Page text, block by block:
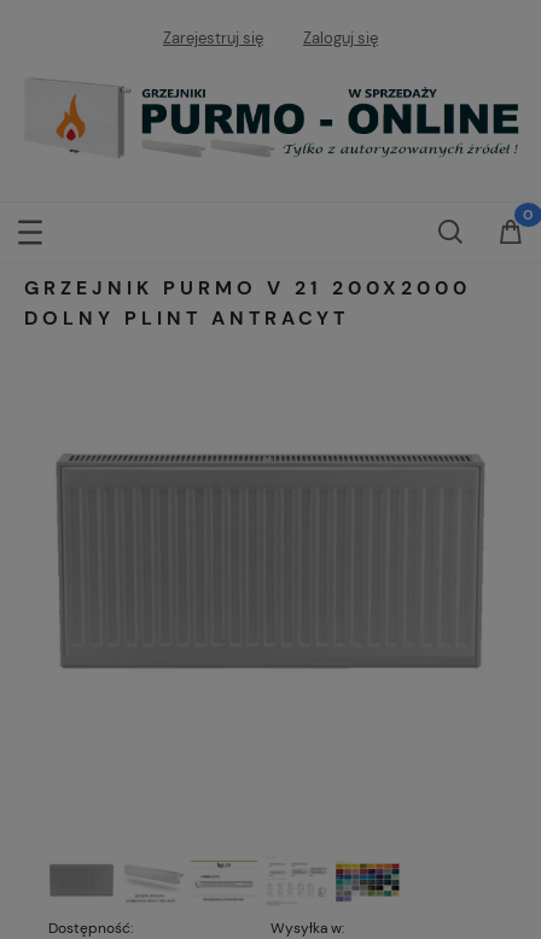
Zarejestruj się Zaloguj się
GRZEJNIK PURMO V 21 200X2000
DOLNY PLINT ANTRACYT
Dostępność:
Wysyłka w: